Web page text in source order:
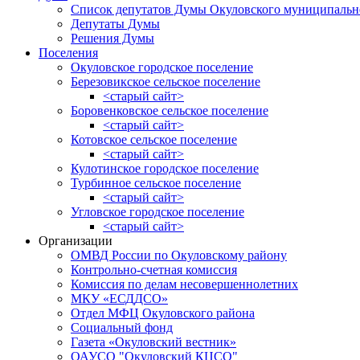
Список депутатов Думы Окуловского
Депутаты Думы
Решения Думы
Поселения
Окуловское городское поселение
Березовикское сельское поселение
<старый сайт>
Боровенковское сельское поселение
<старый сайт>
Котовское сельское поселение
<старый сайт>
Кулотинское городское поселение
Турбинное сельское поселение
<старый сайт>
Угловское городское поселение
<старый сайт>
Организации
ОМВД России по Окуловскому району
Контрольно-счетная комиссия
Комиссия по делам несовершеннолетних
МКУ «ЕСДДСО»
Отдел МФЦ Окуловского района
Социальный фонд
Газета «Окуловский вестник»
ОАУСО "Окуловский КЦСО"